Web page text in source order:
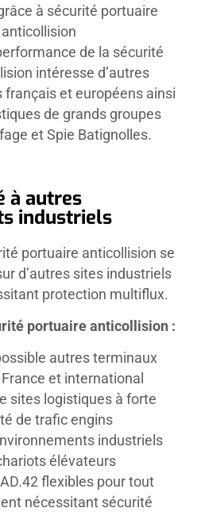
à sécurité portuaire
anticollision
de la sécurité
intéresse d’autres
et européens ainsi
de grands groupes
et Spie Batignolles.
à autres
industriels
portuaire anticollision se
d’autres sites industriels
protection multiflux.
portuaire anticollision :
autres terminaux
et international
sites logistiques à forte
de trafic engins
industriels
élévateurs
flexibles pour tout
nécessitant sécurité